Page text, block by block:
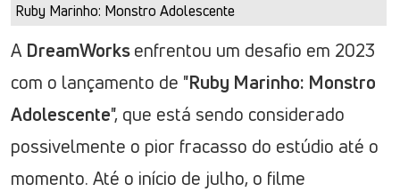
Ruby Marinho: Monstro Adolescente
A DreamWorksenfrentou um desafio em 2023
com o lançamento de "Ruby Marinho: Monstro
Adolescente", que está sendo considerado
possivelmente o pior fracasso do estúdio até o
momento. Até o início de julho, o filme